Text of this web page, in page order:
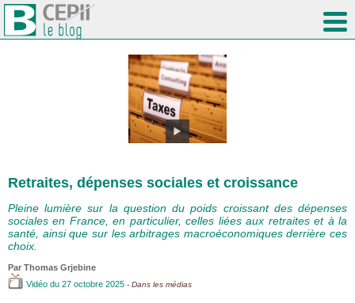
Retraites, dépenses sociales et croissance
Pleine lumière sur la question du poids croissant des dépenses
sociales en France, en particulier, celles liées aux retraites et à la
santé, ainsi que sur les arbitrages macroéconomiques derrière ces
choix.
Par Thomas Grjebine
Vidéo du 27 octobre 2025 - Dans les médias